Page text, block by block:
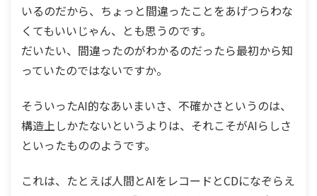
いるのだから、ちょっと間違ったことをあげつらわな
くてもいいじゃん、とも思うのです。
だいたい、間違ったのがわかるのだったら最初から知
っていたのではないですか。
そういったAI的なあいまいさ、不確かさというのは、
構造上しかたないというよりは、それこそがAIらしさ
といったもののようです。
これは、たとえば人間とAIをレコードとCDになぞらえ